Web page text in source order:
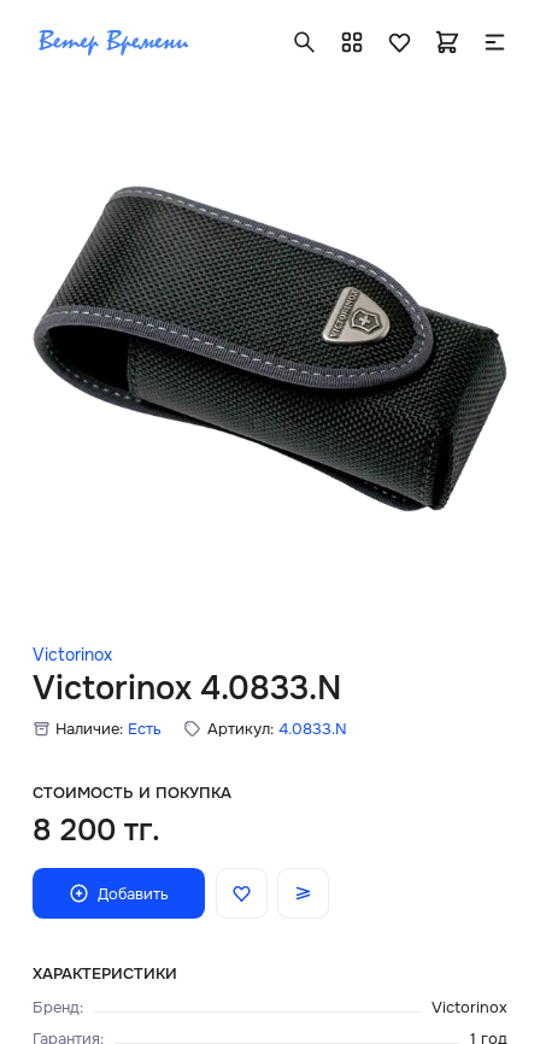
Victorinox
Victorinox 4.0833.N
Наличие: Есть Артикул: 4.0833.N
СТОИМОСТЬ И ПОКУПКА
8 200 тг.
Добавить
ХАРАКТЕРИСТИКИ
Бренд:
Victorinox
Гарантия:
1 год
+7 ( 705 ) 181-42-50
info@vetervremeni.kz
Авторизация
Каталог
Мужские часы
Главная
О нас